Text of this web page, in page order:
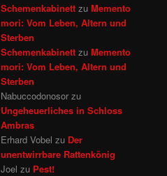
Schemenkabinett zu Memento
mori: Vom Leben, Altern und
Sterben
Schemenkabinett zu Memento
mori: Vom Leben, Altern und
Sterben
Nabuccodonosor zu
Ungeheuerliches in Schloss
Ambras
Erhard Vobel zu Der
unentwirrbare Rattenkönig
Joel zu Pest!